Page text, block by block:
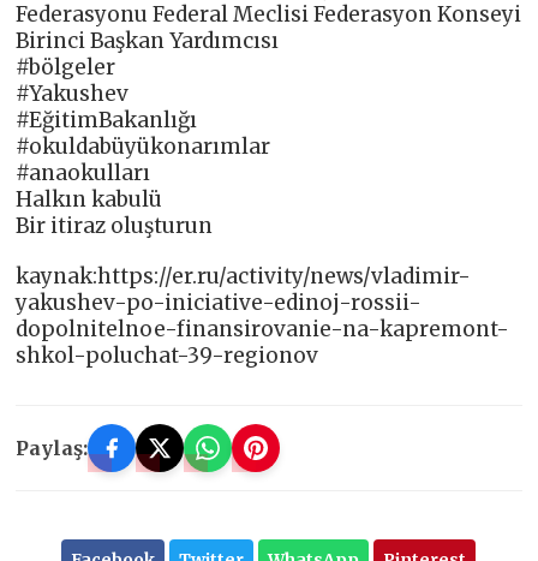
Federasyonu Federal Meclisi Federasyon Konseyi
Birinci Başkan Yardımcısı
#bölgeler
#Yakushev
#EğitimBakanlığı
#okuldabüyükonarımlar
#anaokulları
Halkın kabulü
Bir itiraz oluşturun
kaynak:https://er.ru/activity/news/vladimir-
yakushev-po-iniciative-edinoj-rossii-
dopolnitelnoe-finansirovanie-na-kapremont-
shkol-poluchat-39-regionov
Paylaş: